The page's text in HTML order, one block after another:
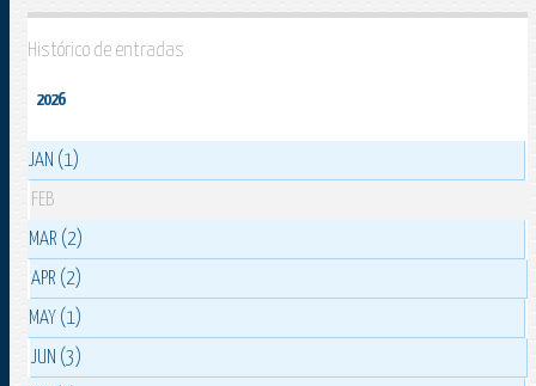
Histórico de entradas
2026
JAN (1)
FEB
MAR (2)
APR (2)
MAY (1)
JUN (3)